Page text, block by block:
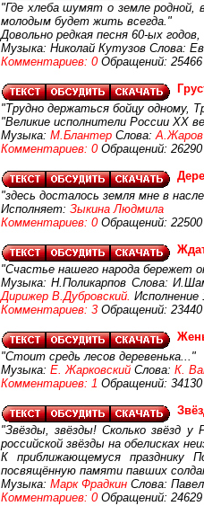
"Где хлеба шумят о земле родной,
молодым будет жить всегда."
Довольно редкая песня 60-ых
Музыка: Николай Кутузов Слова:
Комментариев: 0 Обращений: 25466
"Трудно держаться бойцу одному,
"Великие исполнители России XX
Музыка: М.Блантер Слова:А.Жаров
Комментариев: 0 Обращений: 26290
"здесь досталось земля мне в
Исполняет: Зыкина Людмила
Комментариев: 0 Обращений: 22500
"Счастье нашего народа бережет
Музыка: Н.Поликарпов Слова:
Дирижер В.Дубровский. Исполнение
Комментариев: 3 Обращений: 23440
"Стоит средь лесов деревенька..."
Музыка: Е. Жарковский Слова: К.
Комментариев: 1 Обращений: 34130
"Звёзды, звёзды! Сколько звёзд у
российской звёзды на обелисках
К приближающемуся празднику
посвящённую памяти павших
Музыка: Марк Фрадкин Слова:
Комментариев: 0 Обращений: 24629